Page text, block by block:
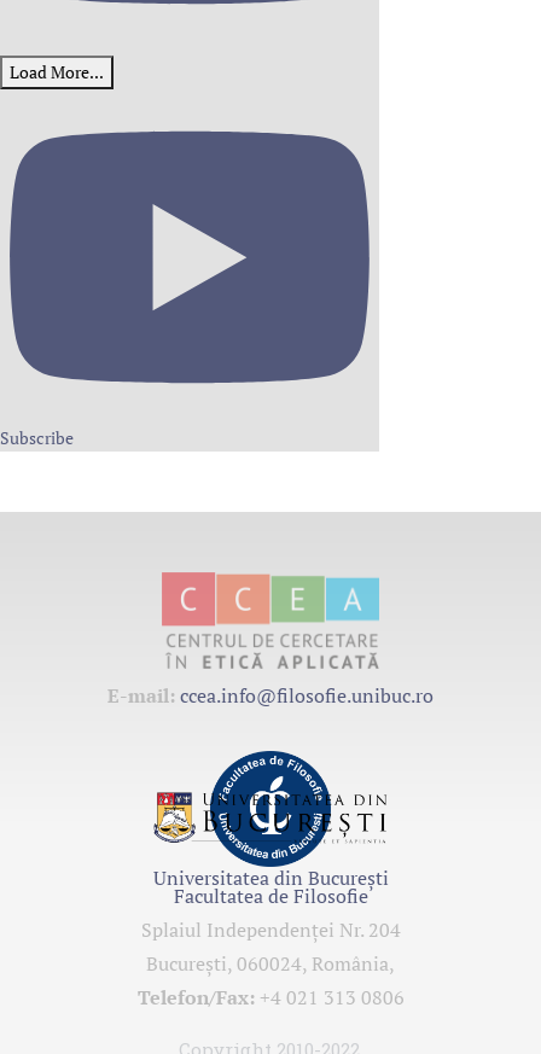
Load More...
Subscribe
E-mail: ccea.info@filosofie.unibuc.ro
Facultatea de Filosofie
Splaiul Independenţei Nr. 204
Bucureşti, 060024, România,
Telefon/Fax:+4 021 313 0806
Universitatea din București